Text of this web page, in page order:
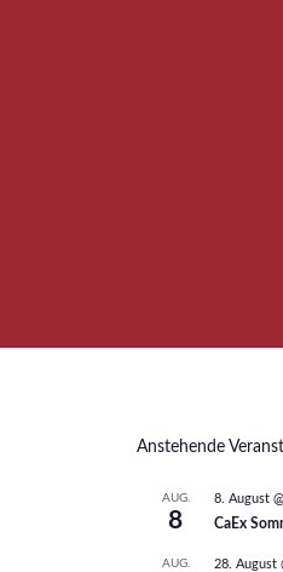
Anstehende
AUG.
8
8. August
CaEx
AUG. 28. August